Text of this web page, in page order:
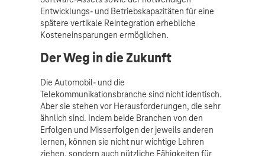
Entwicklungs- und Betriebskapazitäten für eine
spätere vertikale Reintegration erhebliche
Kosteneinsparungen ermöglichen.
Der Weg in die Zukunft
Die Automobil- und die
Telekommunikationsbranche sind nicht identisch.
Aber sie stehen vor Herausforderungen, die sehr
ähnlich sind. Indem beide Branchen von den
Erfolgen und Misserfolgen der jeweils anderen
lernen, können sie nicht nur wichtige Lehren
ziehen, sondern auch nützliche Fähigkeiten für